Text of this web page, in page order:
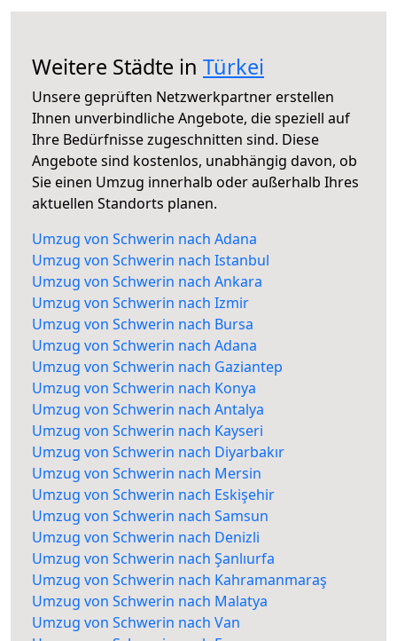
Weitere Städte in Türkei
Unsere geprüften Netzwerkpartner erstellen
Ihnen unverbindliche Angebote, die speziell auf
Ihre Bedürfnisse zugeschnitten sind. Diese
Angebote sind kostenlos, unabhängig davon, ob
Sie einen Umzug innerhalb oder außerhalb Ihres
aktuellen Standorts planen.
Umzug von Schwerin nach Adana
Umzug von Schwerin nach Istanbul
Umzug von Schwerin nach Ankara
Umzug von Schwerin nach Izmir
Umzug von Schwerin nach Bursa
Umzug von Schwerin nach Adana
Umzug von Schwerin nach Gaziantep
Umzug von Schwerin nach Konya
Umzug von Schwerin nach Antalya
Umzug von Schwerin nach Kayseri
Umzug von Schwerin nach Diyarbakır
Umzug von Schwerin nach Mersin
Umzug von Schwerin nach Eskişehir
Umzug von Schwerin nach Samsun
Umzug von Schwerin nach Denizli
Umzug von Schwerin nach Şanlıurfa
Umzug von Schwerin nach Kahramanmaraş
Umzug von Schwerin nach Malatya
Umzug von Schwerin nach Van